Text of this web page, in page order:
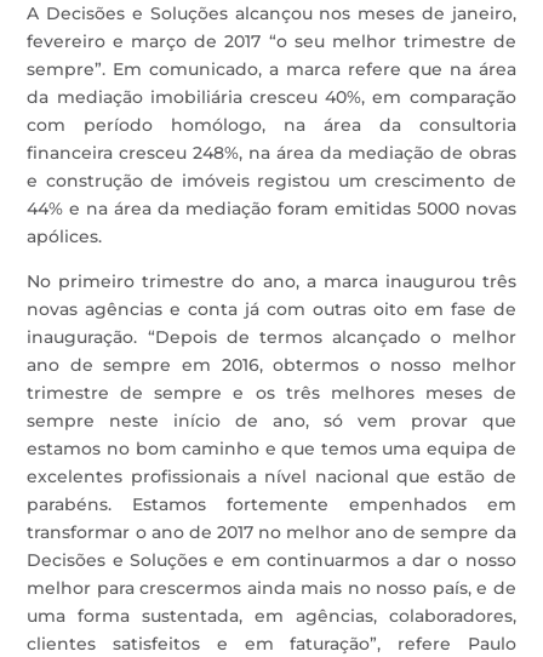
A Decisões e Soluções alcançou nos meses de janeiro,
fevereiro e março de 2017 “o seu melhor trimestre de
sempre”. Em comunicado, a marca refere que na área
da mediação imobiliária cresceu 40%, em comparação
com período homólogo, na área da consultoria
financeira cresceu 248%, na área da mediação de obras
e construção de imóveis registou um crescimento de
44% e na área da mediação foram emitidas 5000 novas
apólices.
No primeiro trimestre do ano, a marca inaugurou três
novas agências e conta já com outras oito em fase de
inauguração. “Depois de termos alcançado o melhor
ano de sempre em 2016, obtermos o nosso melhor
trimestre de sempre e os três melhores meses de
sempre neste início de ano, só vem provar que
estamos no bom caminho e que temos uma equipa de
excelentes profissionais a nível nacional que estão de
parabéns. Estamos fortemente empenhados em
transformar o ano de 2017 no melhor ano de sempre da
Decisões e Soluções e em continuarmos a dar o nosso
melhor para crescermos ainda mais no nosso país, e de
uma forma sustentada, em agências, colaboradores,
clientes satisfeitos e em faturação”, refere Paulo